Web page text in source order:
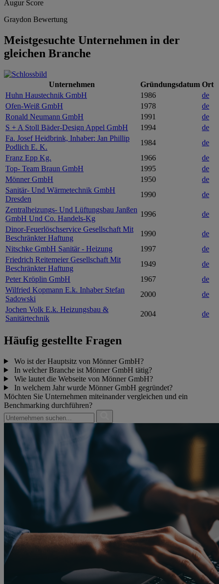
Augur Score
Graydon Bewertung
Meistgesuchte Unternehmen in der
gleichen Branche
Unternehmen Gründungsdatum Ort
Huhn Haustechnik GmbH
1986
de
Ofen-Weiß GmbH
1978
de
Ronald Neumann GmbH
1991
de
S + A Stoll Bäder-Design Appel GmbH
1994
de
Fa. Josef Heidbrink, Inhaber: Jan Phillip
Podlich E. K.
1984
de
Franz Epp Kg.
1966
de
Top- Team Braun GmbH
1995
de
Mönner GmbH
1950
de
Sanitär- Und Wärmetechnik GmbH
Dresden
1990
de
Zentralheizungs- Und Lüftungsbau Janßen
GmbH Und Co. Handels-Kg
1996
de
Dinor-Feuerlöschservice Gesellschaft Mit
Beschränkter Haftung
1990
de
Nitschke GmbH Sanitär - Heizung
1997
de
Friedrich Reitemeier Gesellschaft Mit
Beschränkter Haftung
1949
de
Peter Kröplin GmbH
1967
de
Wilfried Kopmann E.k. Inhaber Stefan
Sadowski
2000
de
Jochen Volk E.k. Heizungsbau &
Sanitärtechnik
2004 de
Häufig gestellte Fragen
Wo ist der Hauptsitz von Mönner GmbH?
In welcher Branche ist Mönner GmbH tätig?
Wie lautet die Webseite von Mönner GmbH?
In welchem Jahr wurde Mönner GmbH gegründet?
Möchten Sie Unternehmen miteinander vergleichen und ein
Benchmarking durchführen?